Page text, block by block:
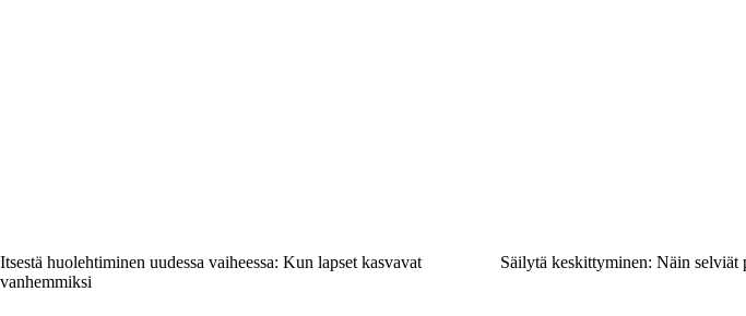
Itsestä huolehtiminen uudessa vaiheessa: Kun lapset kasvavat
vanhemmiksi
Säilytä keskittyminen: Näin selviät